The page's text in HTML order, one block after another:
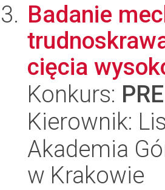
Badanie
cięcia
Konkurs:
Kierownik:
Akademia
w Krakowie